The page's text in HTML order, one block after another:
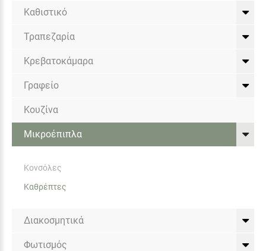
Καθιστικό
Τραπεζαρία
Κρεβατοκάμαρα
Γραφείο
Κουζίνα
Μικροέπιπλα
Κονσόλες
Καθρέπτες
Διακοσμητικά
Φωτισμός